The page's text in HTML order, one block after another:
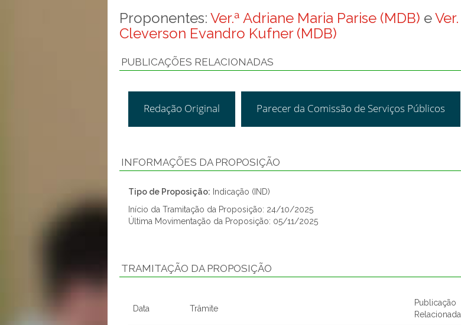
Proponentes: Ver.ª Adriane Maria Parise (MDB) eVer.
Cleverson Evandro Kufner (MDB)
PUBLICAÇÕES RELACIONADAS
Redação Original Parecer da Comissão de Serviços Públicos
INFORMAÇÕES DA PROPOSIÇÃO
Tipo de Proposição: Indicação (IND)
Início da Tramitação da Proposição: 24/10/2025
Última Movimentação da Proposição: 05/11/2025
TRAMITAÇÃO DA PROPOSIÇÃO
Data Trâmite
Publicação
Relacionada